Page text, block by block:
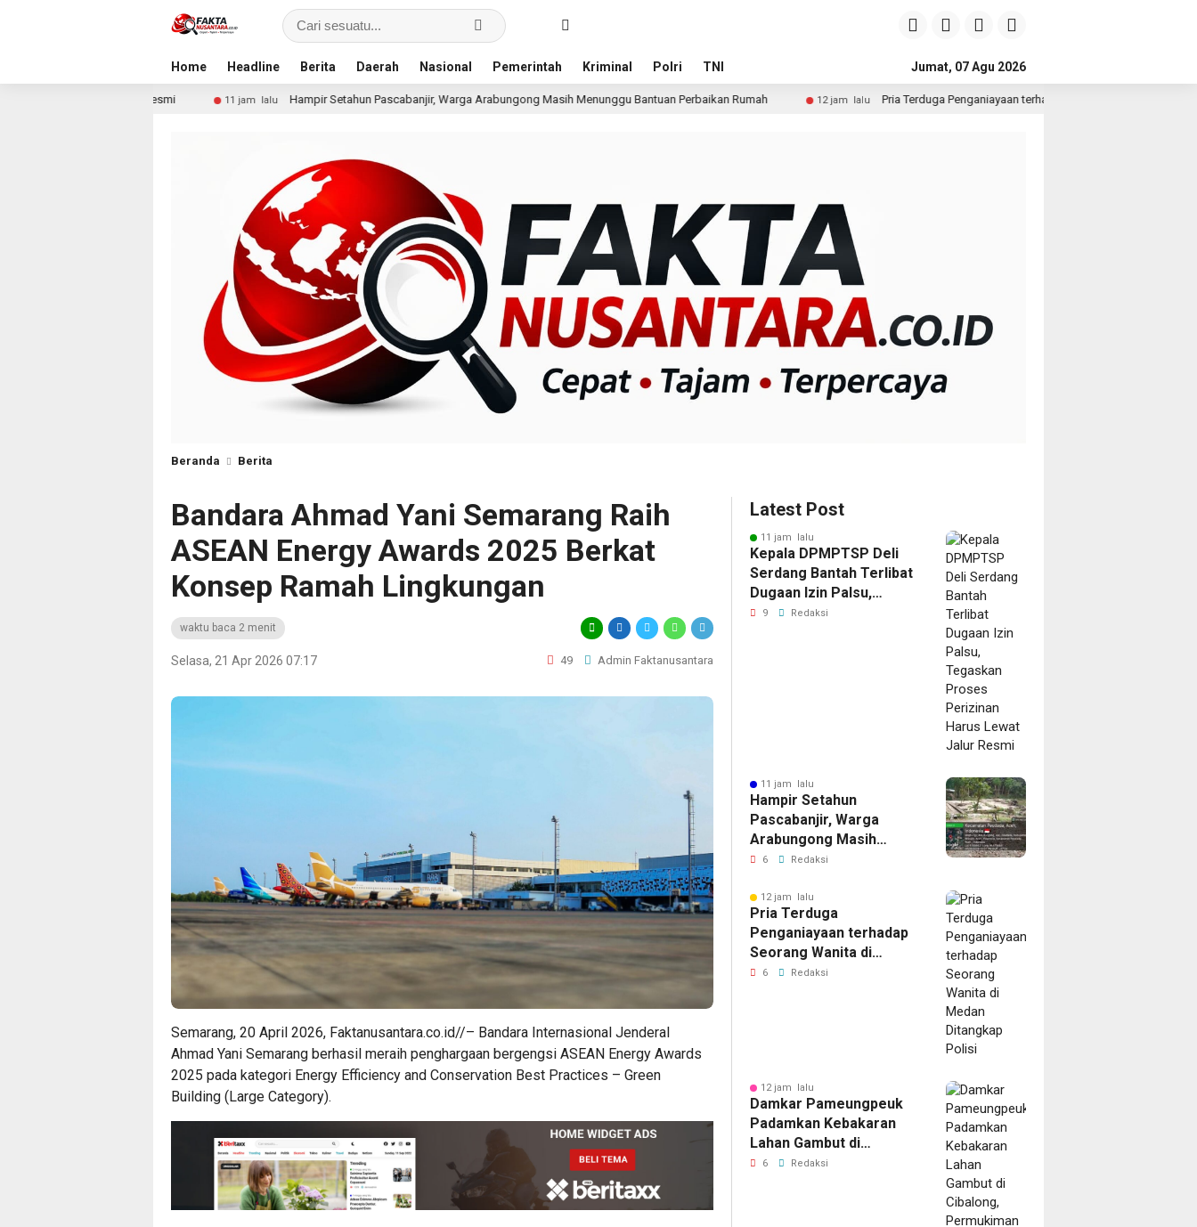
Home Headline Berita Daerah Nasional Pemerintah Kriminal Polri TNI Jumat, 07 Agu 2026
11 jam lalu Hampir Setahun Pascabanjir, Warga Arabungong Masih Menunggu Bantuan Perbaikan Rumah 12 jam lalu Pria Terduga Penganiayaan terhadap Seorang Wanita di Medan Ditangkap Polisi
Beranda Berita
Bandara Ahmad Yani Semarang Raih
ASEAN Energy Awards 2025 Berkat
Konsep Ramah Lingkungan
waktu baca 2 menit
Selasa, 21 Apr 2026 07:17 49 Admin Faktanusantara
Semarang, 20 April 2026, Faktanusantara.co.id//– Bandara Internasional Jenderal
Ahmad Yani Semarang berhasil meraih penghargaan bergengsi ASEAN Energy Awards
2025 pada kategori Energy Efficiency and Conservation Best Practices – Green
Building (Large Category).
Latest Post
11 jam lalu
Kepala DPMPTSP Deli
Serdang Bantah Terlibat
Dugaan Izin Palsu,
Tegaskan Proses
9 Redaksi
11 jam lalu
Hampir Setahun
Pascabanjir, Warga
Arabungong Masih
Menunggu Bantuan
6 Redaksi
12 jam lalu
Pria Terduga
Penganiayaan terhadap
Seorang Wanita di
Medan Ditangkap Polisi
6 Redaksi
12 jam lalu
Damkar Pameungpeuk
Padamkan Kebakaran
Lahan Gambut di
Cibalong, Permukiman
6 Redaksi